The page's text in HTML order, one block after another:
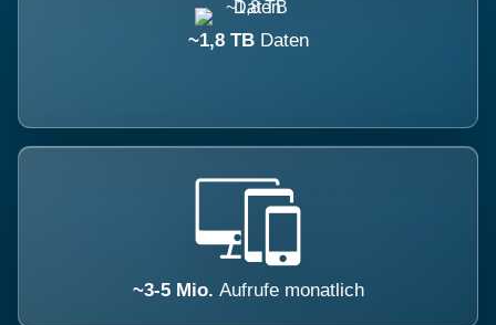
~1,8 TB Daten
~3-5 Mio. Aufrufe monatlich